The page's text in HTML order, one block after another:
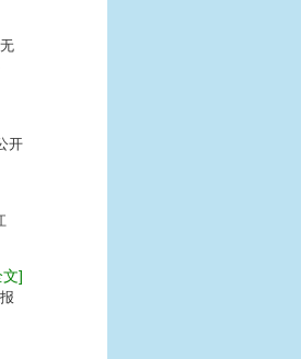
开
文]